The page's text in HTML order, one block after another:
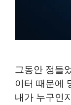
그동안 정들
이터 때문에
내가 누구인